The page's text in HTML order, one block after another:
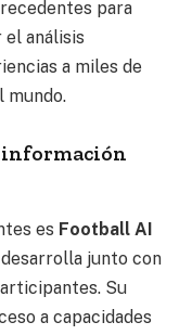
para
análisis
a miles de
mundo.
información
es Football AI
junto con
Su
a capacidades